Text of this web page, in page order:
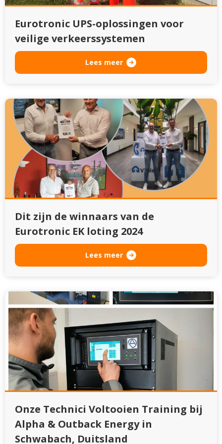
Eurotronic UPS-oplossingen voor
veilige verkeerssystemen
Lees meer
Dit zijn de winnaars van de
Eurotronic EK loting 2024
Lees meer
Onze Technici Voltooien Training bij
Alpha & Outback Energy in
Schwabach, Duitsland